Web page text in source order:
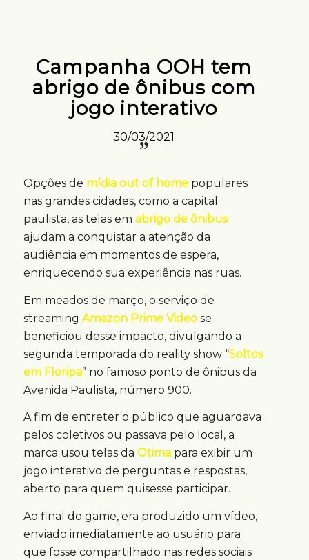
Campanha OOH tem
abrigo de ônibus com
jogo interativo
30/03/2021
Opções de mídia out of homepopulares
nas grandes cidades, como a capital
paulista, as telas em abrigo de ônibus
ajudam a conquistar a atenção da
audiência em momentos de espera,
enriquecendo sua experiência nas ruas.
Em meados de março, o serviço de
streaming Amazon Prime Videose
beneficiou desse impacto, divulgando a
segunda temporada do reality show “Soltos
em Floripa” no famoso ponto de ônibus da
Avenida Paulista, número 900.
A fim de entreter o público que aguardava
pelos coletivos ou passava pelo local, a
marca usou telas da Otimapara exibir um
jogo interativo de perguntas e respostas,
aberto para quem quisesse participar.
Ao final do game, era produzido um vídeo,
enviado imediatamente ao usuário para
que fosse compartilhado nas redes sociais